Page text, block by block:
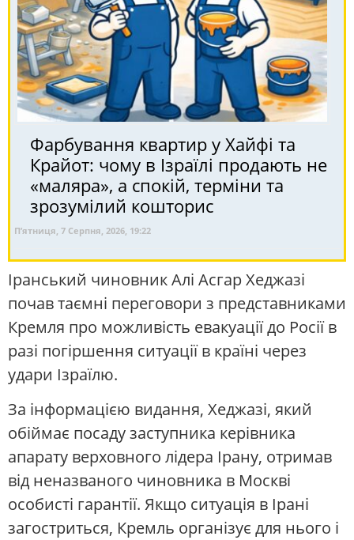
Фарбування квартир у Хайфі та
Крайот: чому в Ізраїлі продають не
«маляра», а спокій, терміни та
зрозумілий кошторис
П’ятниця, 7 Серпня, 2026, 19:22
Іранський чиновник Алі Асгар Хеджазі
почав таємні переговори з представниками
Кремля про можливість евакуації до Росії в
разі погіршення ситуації в країні через
удари Ізраїлю.
За інформацією видання, Хеджазі, який
обіймає посаду заступника керівника
апарату верховного лідера Ірану, отримав
від неназваного чиновника в Москві
особисті гарантії. Якщо ситуація в Ірані
загостриться, Кремль організує для нього і